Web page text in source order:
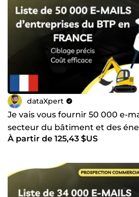
dataXpert
Je vais vous fournir 50 000 e-
secteur du bâtiment et des
À partir de 125,43 $US